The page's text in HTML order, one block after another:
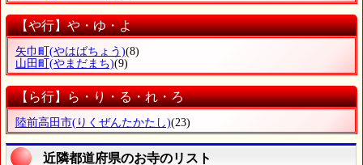
【や行】や・ゆ・よ
矢巾町 (やはばちょう)(8)
山田町 (やまだまち)(9)
【ら行】ら・り・る・れ・ろ
陸前高田市(りくぜんたかたし)(23)
近隣都道府県のお寺のリスト